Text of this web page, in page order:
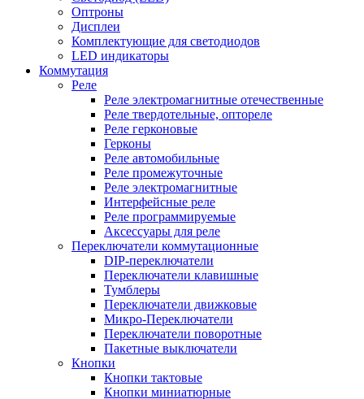
Оптроны
Дисплеи
Комплектующие для светодиодов
LED индикаторы
Коммутация
Реле
Реле электромагнитные отечественные
Реле твердотельные, оптореле
Реле герконовые
Герконы
Реле автомобильные
Реле промежуточные
Реле электромагнитные
Интерфейсные реле
Реле программируемые
Аксессуары для реле
Переключатели коммутационные
DIP-переключатели
Переключатели клавишные
Тумблеры
Переключатели движковые
Микро-Переключатели
Переключатели поворотные
Пакетные выключатели
Кнопки
Кнопки тактовые
Кнопки миниатюрные